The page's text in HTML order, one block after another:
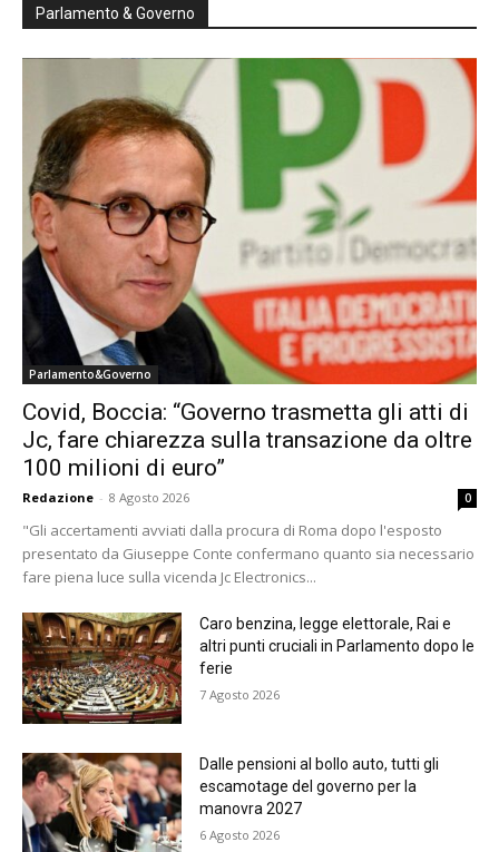
Parlamento & Governo
Parlamento&Governo
Covid, Boccia: “Governo trasmetta gli atti di
Jc, fare chiarezza sulla transazione da oltre
100 milioni di euro”
Redazione - 8 Agosto 2026 0
"Gli accertamenti avviati dalla procura di Roma dopo l'esposto
presentato da Giuseppe Conte confermano quanto sia necessario
fare piena luce sulla vicenda Jc Electronics...
Caro benzina, legge elettorale, Rai e
altri punti cruciali in Parlamento dopo le
ferie
7 Agosto 2026
Dalle pensioni al bollo auto, tutti gli
escamotage del governo per la
manovra 2027
6 Agosto 2026